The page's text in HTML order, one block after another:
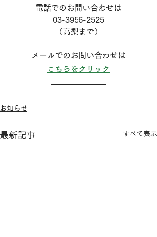
電話でのお問い合わせは
03-3956-2525
（高梨まで）
メールでのお問い合わせは
こちらをクリック
お知らせ
最新記事 すべて表示